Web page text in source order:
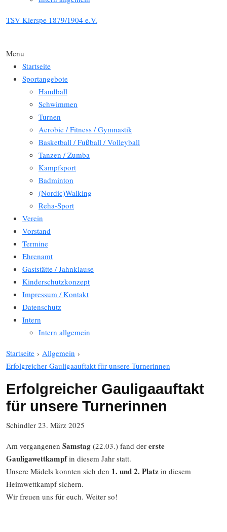
TSV Kierspe 1879/1904 e.V.
Menu
Startseite
Sportangebote
Handball
Schwimmen
Turnen
Aerobic / Fitness / Gymnastik
Basketball / Fußball / Volleyball
Tanzen / Zumba
Kampfsport
Badminton
(Nordic)Walking
Reha-Sport
Verein
Vorstand
Termine
Ehrenamt
Gaststätte / Jahnklause
Kinderschutzkonzept
Impressum / Kontakt
Datenschutz
Intern
Intern allgemein
Startseite › Allgemein ›
Erfolgreicher Gauligaauftakt für unsere Turnerinnen
Erfolgreicher Gauligaauftakt
für unsere Turnerinnen
Schindler 23. März 2025
Am vergangenen Samstag (22.03.) fand der erste
Gauligawettkampfin diesem Jahr statt.
Unsere Mädels konnten sich den 1. und 2. Platz in diesem
Heimwettkampf sichern.
Wir freuen uns für euch. Weiter so!